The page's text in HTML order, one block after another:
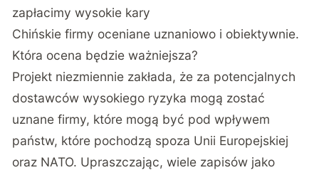
zapłacimy wysokie kary
Chińskie firmy oceniane uznaniowo i obiektywnie.
Która ocena będzie ważniejsza?
Projekt niezmiennie zakłada, że za potencjalnych
dostawców wysokiego ryzyka mogą zostać
uznane firmy, które mogą być pod wpływem
państw, które pochodzą spoza Unii Europejskiej
oraz NATO. Upraszczając, wiele zapisów jako